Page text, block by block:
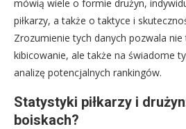
mówią wiele o formie drużyn,
piłkarzy, a także o taktyce i
Zrozumienie tych danych pozwala nie
kibicowanie, ale także na świadome
analizę potencjalnych rankingów.
Statystyki piłkarzy i
boiskach?